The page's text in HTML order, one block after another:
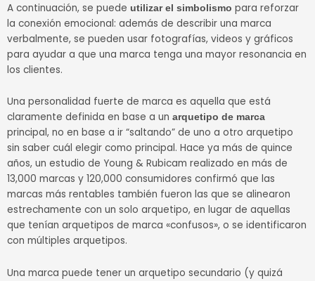
A continuación, se puede utilizar el simbolismo para reforzar
la conexión emocional: además de describir una marca
verbalmente, se pueden usar fotografías, videos y gráficos
para ayudar a que una marca tenga una mayor resonancia en
los clientes.
Una personalidad fuerte de marca es aquella que está
claramente definida en base a un arquetipo de marca
principal, no en base a ir “saltando” de uno a otro arquetipo
sin saber cuál elegir como principal. Hace ya más de quince
años, un estudio de Young & Rubicam realizado en más de
13,000 marcas y 120,000 consumidores confirmó que las
marcas más rentables también fueron las que se alinearon
estrechamente con un solo arquetipo, en lugar de aquellas
que tenían arquetipos de marca «confusos», o se identificaron
con múltiples arquetipos.
Una marca puede tener un arquetipo secundario (y quizá